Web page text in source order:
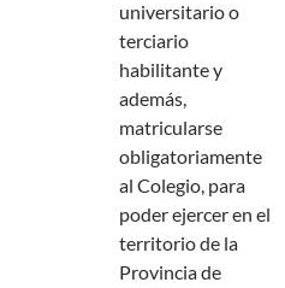
universitario o
terciario
habilitante y
además,
matricularse
obligatoriamente
al Colegio, para
poder ejercer en el
territorio de la
Provincia de